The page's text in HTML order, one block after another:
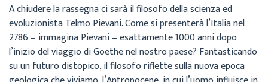
A chiudere la rassegna ci sarà il filosofo della scienza ed
evoluzionista Telmo Pievani. Come si presenterà l’Italia nel
2786 – immagina Pievani – esattamente 1000 anni dopo
l’inizio del viaggio di Goethe nel nostro paese? Fantasticando
su un futuro distopico, il filosofo riflette sulla nuova epoca